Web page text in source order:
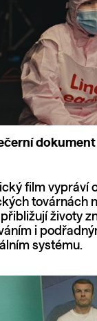
dokument
film vypráví
továrnách
životy
i
systému.